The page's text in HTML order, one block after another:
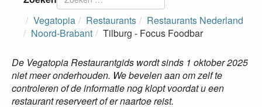
Vegatopia
Restaurants
Restaurants Nederland
Noord-Brabant
Tilburg - Focus Foodbar
De Vegatopia Restaurantgids wordt sinds 1 oktober 2025
niet meer onderhouden. We bevelen aan om zelf te
controleren of de informatie nog klopt voordat u een
restaurant reserveert of er naartoe reist.